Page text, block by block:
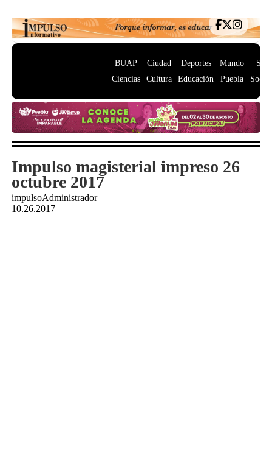
BUAP
Ciencias
Ciudad
Cultura
Deportes
Educación
Mundo
Puebla
Impulso magisterial impreso 26
octubre 2017
impulsoAdministrador
10.26.2017